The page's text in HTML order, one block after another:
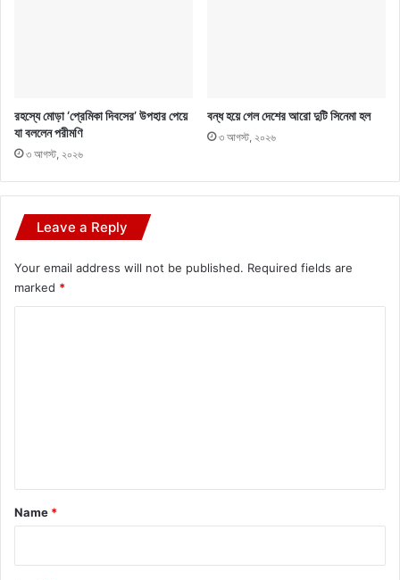
রহস্যে মোড়া ‘প্রেমিকা দিবসের’ উপহার পেয়ে
যা বললেন পরীমণি
৩ আগস্ট, ২০২৬
বন্ধ হয়ে গেল দেশের আরো দুটি সিনেমা হল
৩ আগস্ট, ২০২৬
Leave a Reply
Your email address will not be published. Required fields are
marked *
*
Name *